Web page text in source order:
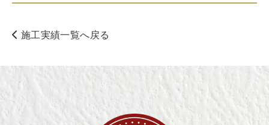
施工実績一覧へ戻る